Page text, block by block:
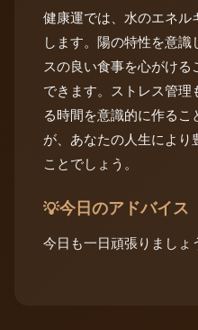
健康運では、水のエネル
します。陽の特性を意
スの良い食事を心がけ
できます。ストレス管理
る時間を意識的に作る
が、あなたの人生により
ことでしょう。
💡今日のアドバイス
今日も一日頑張りましょ